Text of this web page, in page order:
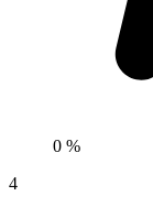
0 %
4